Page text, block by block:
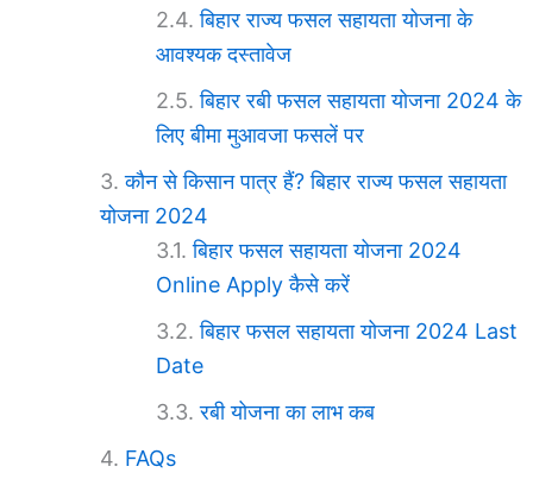
बिहार राज्य फसल सहायता योजना के
आवश्यक दस्तावेज
बिहार रबी फसल सहायता योजना 2024 के
लिए बीमा मुआवजा फसलें पर
कौन से किसान पात्र हैं? बिहार राज्य फसल सहायता
योजना 2024
बिहार फसल सहायता योजना 2024
Online Apply कैसे करें
बिहार फसल सहायता योजना 2024 Last
Date
रबी योजना का लाभ कब
FAQs